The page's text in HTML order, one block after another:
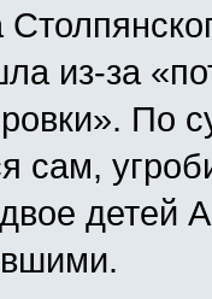
из-за
По
сам,
детей